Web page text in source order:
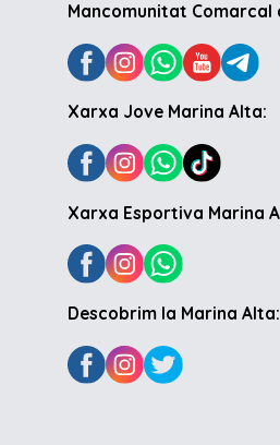
Mancomunitat Comarcal
Xarxa Jove Marina Alta:
Xarxa Esportiva Marina
Descobrim la Marina Alta: